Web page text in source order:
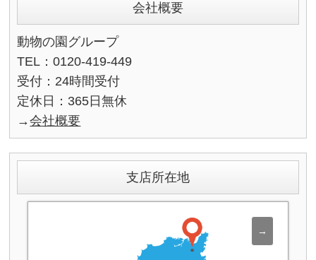
会社概要
動物の園グループ
TEL：0120-419-449
受付：24時間受付
定休日：365日無休
→会社概要
支店所在地